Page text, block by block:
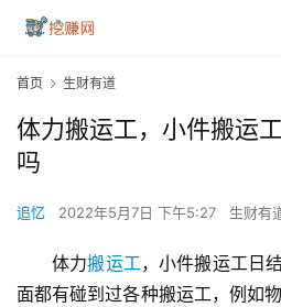
首页 生财有道
体力搬运工，小件搬运
吗
追忆 2022年5月7日 下午5:27 生财有
体力搬运工，小件搬运工日
面都有碰到过各种搬运工，例如